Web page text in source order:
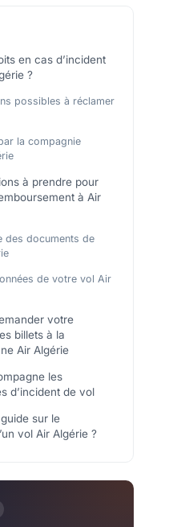
en cas d’incident
?
possibles à réclamer
la compagnie
à prendre pour
à Air
des documents de
de votre vol Air
votre
billets à la
Air Algérie
les
d’incident de vol
sur le
vol Air Algérie ?